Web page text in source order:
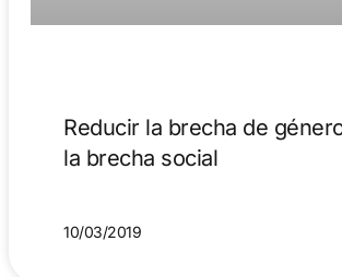
Reducir la brecha de
la brecha social
10/03/2019